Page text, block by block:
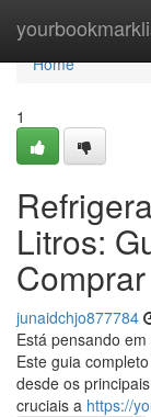
Home
Home
1
Litros:
Comprar
junaidchjo877784
Está pensando
Este guia
desde os
cruciais a https://